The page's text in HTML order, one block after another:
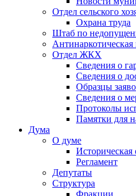
Отдел сельского
Охрана труда
Штаб по
Антинаркотическая
Отдел ЖКХ
Сведения о
Сведения о
Образцы
Сведения о
Протоколы
Памятки для
Дума
О думе
Историческая
Регламент
Депутаты
Структура
Фракции